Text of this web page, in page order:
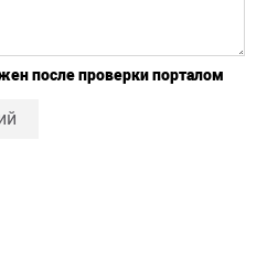
после проверки порталом